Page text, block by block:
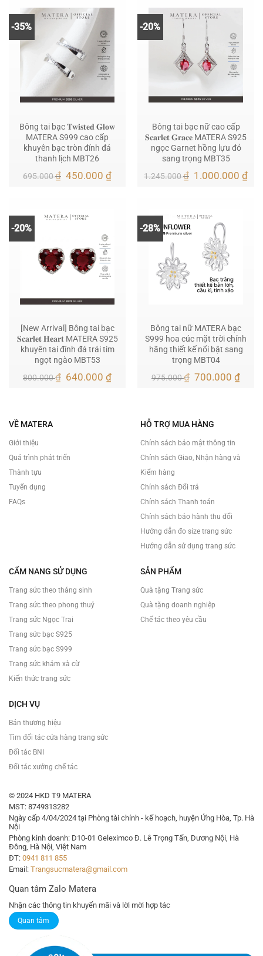
180.000 ₫.
-35%
Bông tai bạc 𝐓𝐰𝐢𝐬𝐭𝐞𝐝 𝐆𝐥𝐨𝐰
MATERA S999 cao cấp
khuyên bạc tròn đính đá
thanh lịch MBT26
695.000₫ Giá
450.000₫Giá
450.000 ₫.
-20%
Bông tai bạc nữ cao cấp
𝐒𝐜𝐚𝐫𝐥𝐞𝐭 𝐆𝐫𝐚𝐜𝐞 MATERA S925
ngọc Garnet hồng lựu đỏ
sang trọng MBT35
1.245.000₫ Giá
1.000.000₫Giá
-20%
[New Arrival] Bông tai bạc
𝐒𝐜𝐚𝐫𝐥𝐞𝐭 𝐇𝐞𝐚𝐫𝐭 MATERA S925
khuyên tai đính đá trái tim
ngọt ngào MBT53
800.000₫ Giá
640.000₫Giá
640.000 ₫.
-28%
Bông tai nữ MATERA bạc
S999 hoa cúc mặt trời chính
hãng thiết kế nổi bật sang
trọng MBT04
975.000₫ Giá
700.000₫Giá
VỀ MATERA
Giới thiệu
Quá trình phát triển
Thành tựu
Tuyển dụng
FAQs
HỖ TRỢ MUA HÀNG
Chính sách bảo mật thông tin
Chính sách Giao, Nhận hàng và
Kiểm hàng
Chính sách Đổi trả
Chính sách Thanh toán
Chính sách bảo hành thu đổi
Hướng dẫn đo size trang sức
Hướng dẫn sử dụng trang sức
CẨM NANG SỬ DỤNG
Trang sức theo tháng sinh
Trang sức theo phong thuỷ
Trang sức Ngọc Trai
Trang sức bạc S925
Trang sức bạc S999
Trang sức khảm xà cừ
Kiến thức trang sức
SẢN PHẨM
Quà tặng Trang sức
Quà tặng doanh nghiệp
Chế tác theo yêu cầu
DỊCH VỤ
Bán thương hiệu
Tìm đối tác cửa hàng trang sức
Đối tác BNI
Đối tác xưởng chế tác
© 2024 HKD T9 MATERA
MST: 8749313282
Ngày cấp 4/04/2024 tại Phòng tài chính - kế hoạch, huyện Ứng Hòa, Tp. Hà
Nội
Phòng kinh doanh: D10-01 Geleximco Đ. Lê Trọng Tấn, Dương Nội, Hà
Đông, Hà Nội, Việt Nam
ĐT: 0941 811 855
Email: Trangsucmatera@gmail.com
Quan tâm Zalo Matera
Nhận các thông tin khuyến mãi và lời mời hợp tác
Quan tâm